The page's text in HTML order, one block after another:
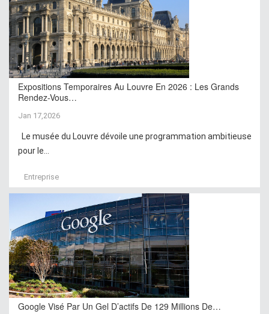
Expositions Temporaires Au Louvre En 2026 : Les Grands
Rendez-Vous…
Jan 17,2026
Le musée du Louvre dévoile une programmation ambitieuse
pour le...
Entreprise
Google Visé Par Un Gel D’actifs De 129 Millions De…